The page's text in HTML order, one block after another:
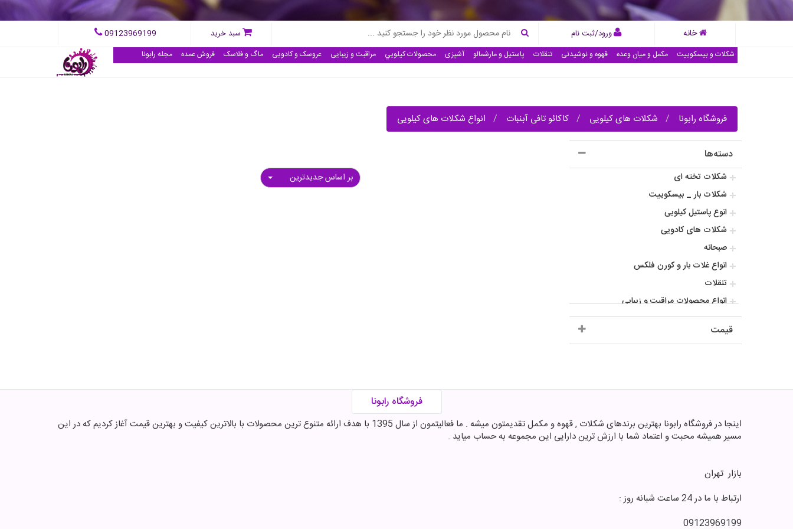
خانه ورود/ثبت نام سبد خرید 09123969199
شکلات و بیسکوییت مکمل و میان وعده قهوه و نوشیدنی تنقلات پاستیل و مارشمالو آشپزی محصولات كيلويي مراقبت و زیبایی عروسک و کادویی ماگ و فلاسک فروش عمده مجله رابونا
فروشگاه رابونا شکلات های کیلویی کاکائو تافی آبنبات انواع شکلات های کیلویی
دسته‌ها
شکلات تخته ای
شکلات بار _ بیسکوییت
انوع پاستیل کیلویی
شکلات های کادویی
صبحانه
انواع غلات بار و کورن فلکس
تنقلات
انواع محصولات مراقبت و زیبایی
انواع کاپوچینو و کافی میکس
انواع پودر و دانه قهوه
آشپزی
شکلات پروتیینی ورزشی
محصولات پروتیینی ورزشی
فروش عمده
انواع عروسک و اکشن فیگور
قیمت
بر اساس جدیدترین
فروشگاه رابونا
اینجا در فروشگاه رابونا بهترین برندهای شکلات , قهوه و مکمل تقدیمتون میشه . ما فعالیتمون از سال 1395 با هدف ارائه متنوع ترین محصولات با بالاترین کیفیت و بهترین قیمت آغاز کردیم که در این
مسیر همیشه محبت و اعتماد شما با ارزش ترین دارایی این مجموعه به حساب میاید .
بازار ‌ تهران
ارتباط با ما در 24 ساعت شبانه روز :
09123969199